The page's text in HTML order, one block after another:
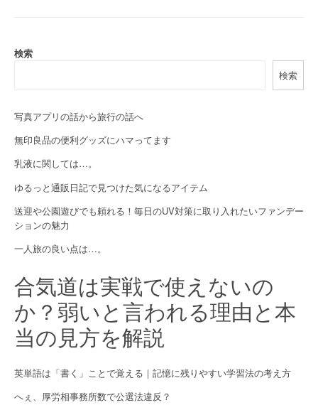
a
g
a
t
i
o
n
検索
検索
写真アプリの話から旅行の話へ
無印良品の便利グッズにハマってます
乳液に関しては…。
ゆるっと通販日記で見つけた気になるアイテム
送迎や公園遊びでも頼れる！毎日のUV対策に取り入れたいファンデー
ションの魅力
一人旅の良い点は…。
合気道は実戦で使えないの
か？弱いと言われる理由と本
当の見方を解説
英単語は「書く」ことで覚える｜記憶に残りやすい学習法の考え方
へぇ、厚労相事務所数で公選法違反？